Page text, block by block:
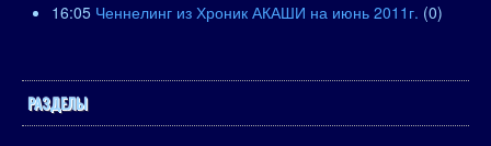
16:05 Ченнелинг из Хроник АКАШИ на июнь 2011г. (0)
РАЗДЕЛЫ